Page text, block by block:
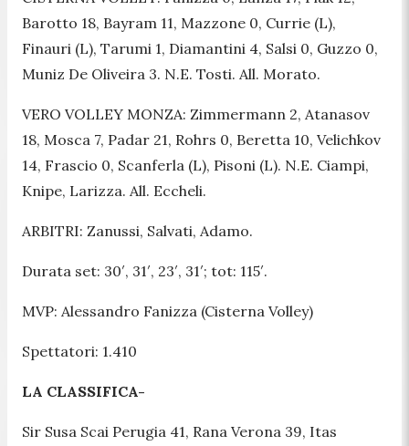
Barotto 18, Bayram 11, Mazzone 0, Currie (L),
Finauri (L), Tarumi 1, Diamantini 4, Salsi 0, Guzzo 0,
Muniz De Oliveira 3. N.E. Tosti. All. Morato.
VERO VOLLEY MONZA: Zimmermann 2, Atanasov
18, Mosca 7, Padar 21, Rohrs 0, Beretta 10, Velichkov
14, Frascio 0, Scanferla (L), Pisoni (L). N.E. Ciampi,
Knipe, Larizza. All. Eccheli.
ARBITRI: Zanussi, Salvati, Adamo.
Durata set: 30′, 31′, 23′, 31′; tot: 115′.
MVP: Alessandro Fanizza (Cisterna Volley)
Spettatori: 1.410
LA CLASSIFICA-
Sir Susa Scai Perugia 41, Rana Verona 39, Itas